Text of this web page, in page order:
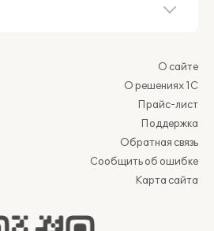
О сайте
О решениях 1С
Прайс-лист
Поддержка
Обратная связь
Сообщить об ошибке
Карта сайта